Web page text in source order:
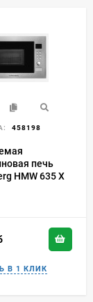
458198
печь
HMW 635 X